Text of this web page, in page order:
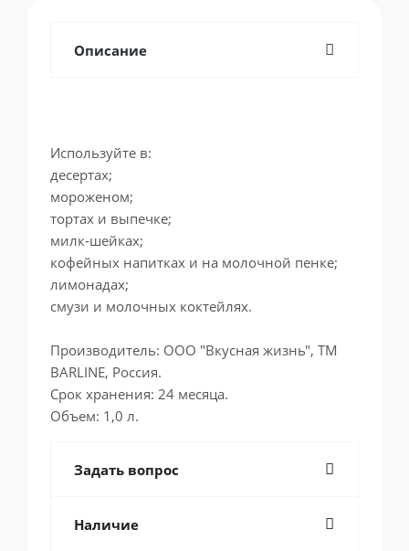
Описание
Используйте в:
десертах;
мороженом;
тортах и выпечке;
милк-шейках;
кофейных напитках и на молочной пенке;
лимонадах;
смузи и молочных коктейлях.
Производитель: ООО "Вкусная жизнь", ТМ
BARLINE, Россия.
Срок хранения: 24 месяца.
Объем: 1,0 л.
Задать вопрос
Наличие